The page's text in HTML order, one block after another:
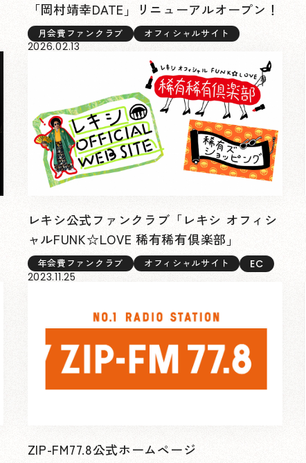
「岡村靖幸DATE」リニューアルオープン！
月会費ファンクラブ オフィシャルサイト
2026.02.13
レキシ公式ファンクラブ「レキシ オフィシ
ャルFUNK☆LOVE 稀有稀有倶楽部」
年会費ファンクラブ オフィシャルサイト
EC
2023.11.25
ZIP-FM77.8公式ホームページ